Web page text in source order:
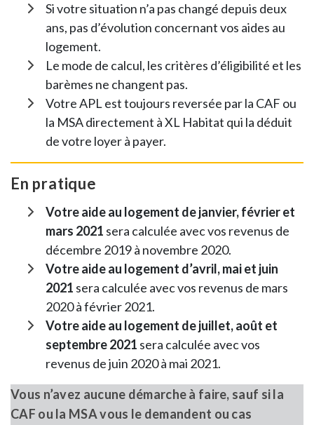
Si votre situation n’a pas changé depuis deux
ans, pas d’évolution concernant vos aides au
logement.
Le mode de calcul, les critères d’éligibilité et les
barèmes ne changent pas.
Votre APL est toujours reversée par la CAF ou
la MSA directement à XL Habitat qui la déduit
de votre loyer à payer.
En pratique
Votre aide au logement de janvier, février et
mars 2021 sera calculée avec vos revenus de
décembre 2019 à novembre 2020.
Votre aide au logement d’avril, mai et juin
2021 sera calculée avec vos revenus de mars
2020 à février 2021.
Votre aide au logement de juillet, août et
septembre 2021 sera calculée avec vos
revenus de juin 2020 à mai 2021.
Vous n’avez aucune démarche à faire, sauf si la
CAF ou la MSA vous le demandent ou cas